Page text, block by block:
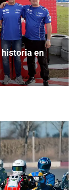
historia en